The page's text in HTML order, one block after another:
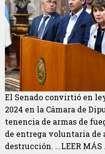
El Senado convirtió en
2024 en la Cámara de
tenencia de armas de
de entrega voluntaria de
destrucción. ...LEER MÁS